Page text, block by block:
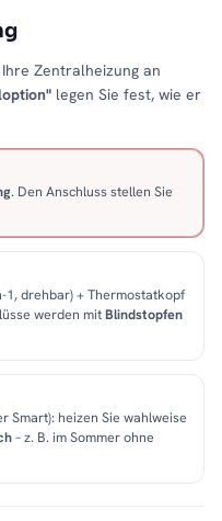
Zentralheizung an
legen Sie fest, wie er
. Den Anschluss stellen Sie
1, drehbar) + Thermostatkopf
werden mitBlindstopfen
Smart): heizen Sie wahlweise
– z. B. im Sommer ohne